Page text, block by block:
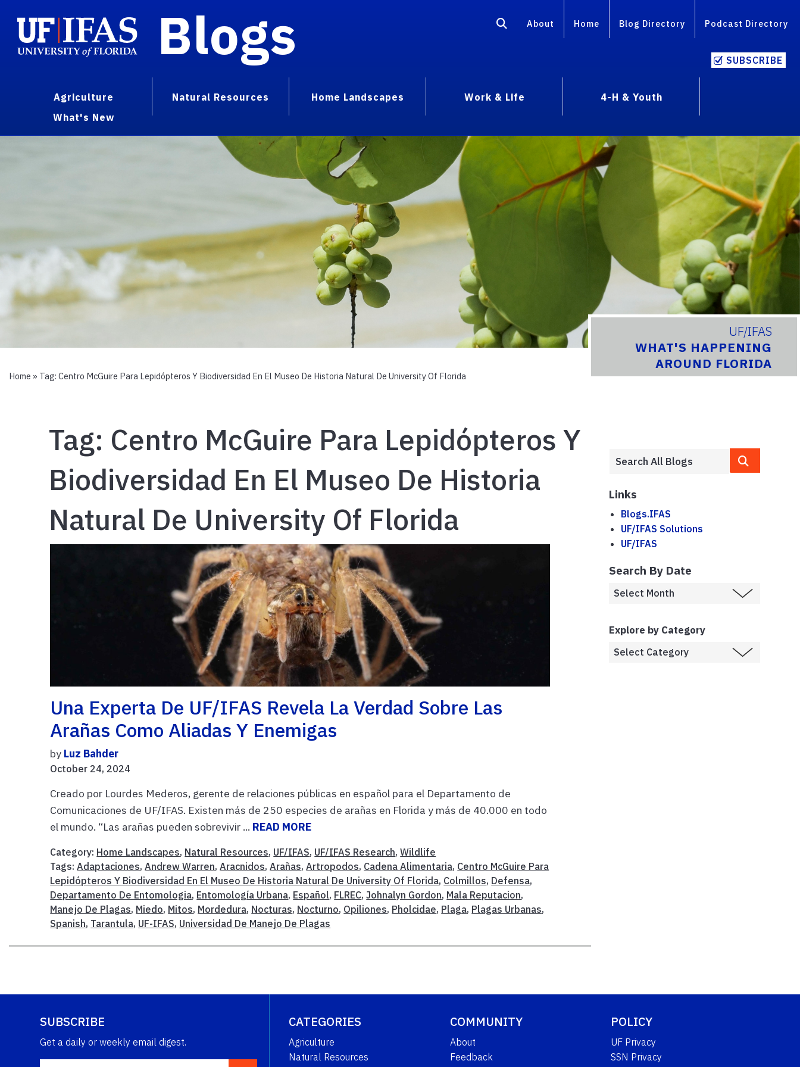
Blogs About Home Blog Directory Podcast Directory
SUBSCRIBE
Agriculture Natural Resources Home Landscapes Work & Life
4-H & Youth
What's New
UF/IFAS
WHAT'S HAPPENING
AROUND FLORIDA
Home » Tag: Centro McGuire Para Lepidópteros Y Biodiversidad En El Museo De Historia Natural De University Of Florida
Tag: Centro McGuire Para Lepidópteros Y
Biodiversidad En El Museo De Historia
Natural De University Of Florida
Una Experta De UF/IFAS Revela La Verdad Sobre Las
Arañas Como Aliadas Y Enemigas
by Luz Bahder
October 24, 2024
Creado por Lourdes Mederos, gerente de relaciones públicas en español para el Departamento de
Comunicaciones de UF/IFAS. Existen más de 250 especies de arañas en Florida y más de 40.000 en todo
el mundo. “Las arañas pueden sobrevivir ... READ MORE
Category: Home Landscapes, Natural Resources, UF/IFAS, UF/IFAS Research,Wildlife
Tags:Adaptaciones,Andrew Warren,Aracnidos,Arañas,Artropodos, Cadena Alimentaria, Centro McGuire Para
Lepidópteros Y Biodiversidad En El Museo De Historia Natural De University Of Florida, Colmillos, Defensa,
Departamento De Entomologia, Entomología Urbana, Español, FLREC,Johnalyn Gordon, Mala Reputacion,
Manejo De Plagas, Miedo, Mitos, Mordedura, Nocturas, Nocturno, Opiliones, Pholcidae, Plaga, Plagas Urbanas,
Spanish, Tarantula, UF-IFAS, Universidad De Manejo De Plagas
Links
Blogs.IFAS
UF/IFAS Solutions
UF/IFAS
Search By Date
Explore by Category
SUBSCRIBE
Get a daily or weekly email digest.
CATEGORIES
Agriculture
Natural Resources
COMMUNITY
About
Feedback
POLICY
UF Privacy
SSN Privacy